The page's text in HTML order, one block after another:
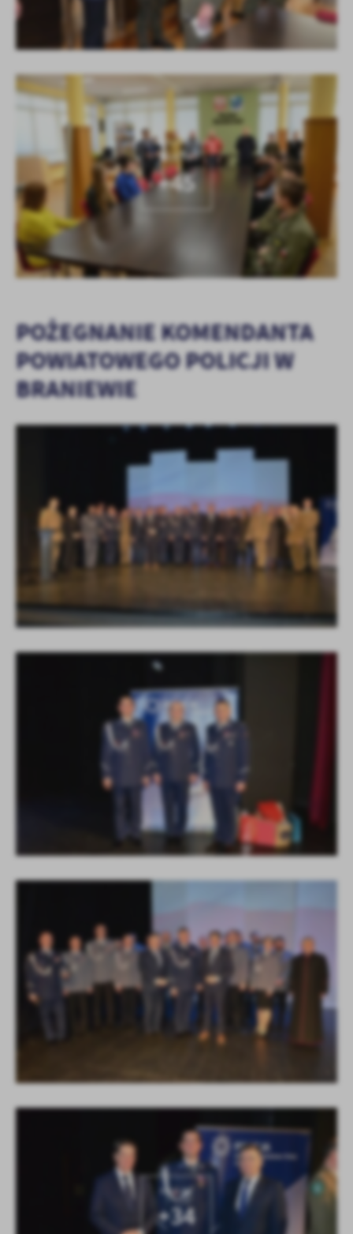
KOLEJNE
+45
POŻEGNANIE KOMENDANTA
POWIATOWEGO POLICJI W
BRANIEWIE
KOLEJNE
+34